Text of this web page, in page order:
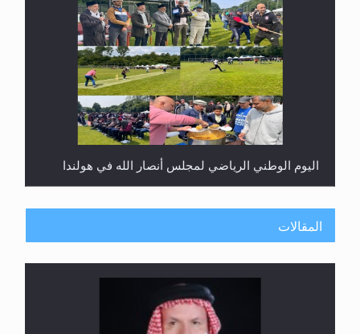
اليوم الوطني الرياضي لمجلس أنصار الله في هولندا
المقالات